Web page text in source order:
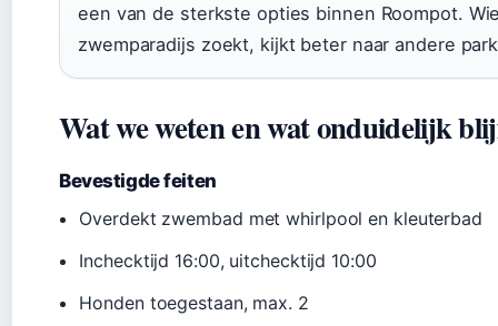
een van de sterkste opties binnen Roompot.
zwemparadijs zoekt, kijkt beter naar andere
Wat we weten en wat onduidelijk
Bevestigde feiten
Overdekt zwembad met whirlpool en kleuterbad
Inchecktijd 16:00, uitchecktijd 10:00
Honden toegestaan, max. 2